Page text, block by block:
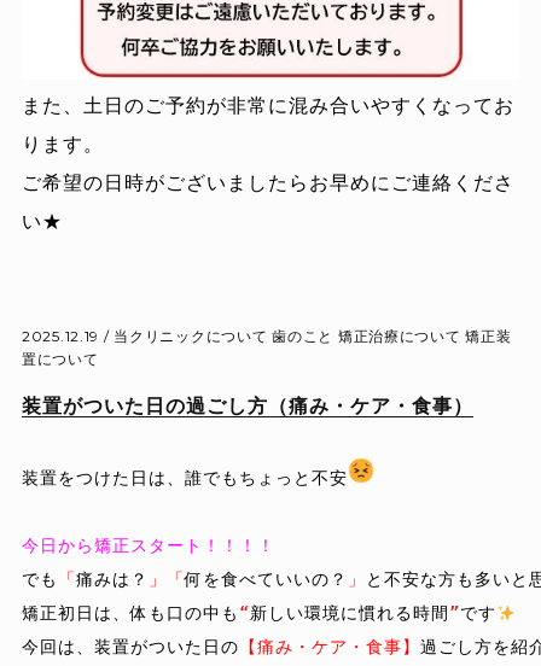
また、土日のご予約が非常に混み合いやすくなってお
ります。
ご希望の日時がございましたらお早めにご連絡くださ
い★
2025.12.19 / 当クリニックについて 歯のこと 矯正治療について 矯正装
置について
装置がついた日の過ごし方（痛み・ケア・食事）
装置をつけた日は、誰でもちょっと不安
今日から矯正スタート！！！！
でも
「痛みは？ 」「何を食べていいの？ 」
と不安な方も多いと
矯正初日は、体も口の中も “新しい環境に慣れる時間 ”です
今回は、装置がついた日の 【痛み・ケア・食事】 過ごし方を紹